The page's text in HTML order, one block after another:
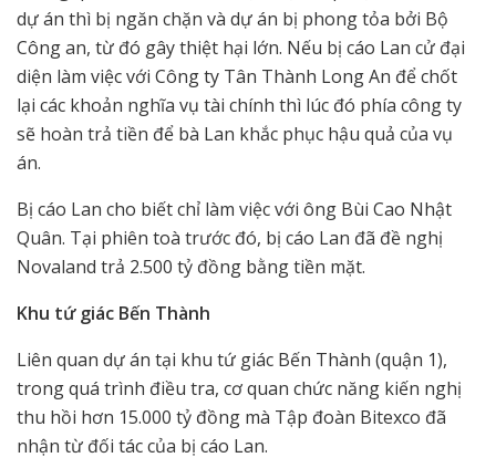
dự án thì bị ngăn chặn và dự án bị phong tỏa bởi Bộ
Công an, từ đó gây thiệt hại lớn. Nếu bị cáo Lan cử đại
diện làm việc với Công ty Tân Thành Long An để chốt
lại các khoản nghĩa vụ tài chính thì lúc đó phía công ty
sẽ hoàn trả tiền để bà Lan khắc phục hậu quả của vụ
án.
Bị cáo Lan cho biết chỉ làm việc với ông Bùi Cao Nhật
Quân. Tại phiên toà trước đó, bị cáo Lan đã đề nghị
Novaland trả 2.500 tỷ đồng bằng tiền mặt.
Khu tứ giác Bến Thành
Liên quan dự án tại khu tứ giác Bến Thành (quận 1),
trong quá trình điều tra, cơ quan chức năng kiến nghị
thu hồi hơn 15.000 tỷ đồng mà Tập đoàn Bitexco đã
nhận từ đối tác của bị cáo Lan.